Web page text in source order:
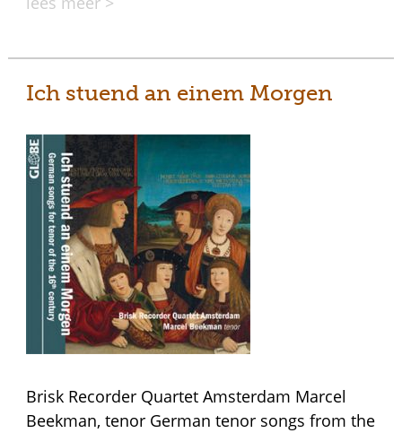
Ich stuend an einem Morgen
Brisk Recorder Quartet Amsterdam Marcel
Beekman, tenor German tenor songs from the